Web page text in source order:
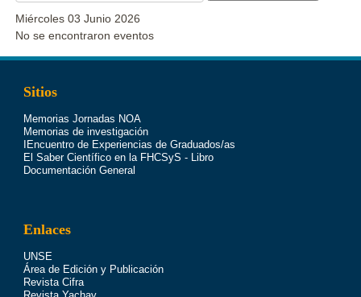
Miércoles 03 Junio 2026
No se encontraron eventos
Sitios
Memorias Jornadas NOA
Memorias de investigación
IEncuentro de Experiencias de Graduados/as
El Saber Científico en la FHCSyS - Libro
Documentación General
Enlaces
UNSE
Área de Edición y Publicación
Revista Cifra